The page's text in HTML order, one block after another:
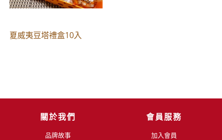
夏威夷豆塔禮盒10入
關於我們
品牌故事
會員服務
加入會員